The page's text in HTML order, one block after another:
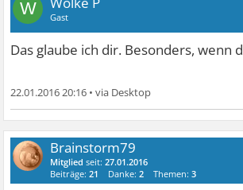
W Gast
Das glaube ich dir. Besonders, wenn
22.01.2016 20:16 •
Brainstorm79
Mitglied seit:27.01.2016
Beiträge:21 Danke:2 Themen:3